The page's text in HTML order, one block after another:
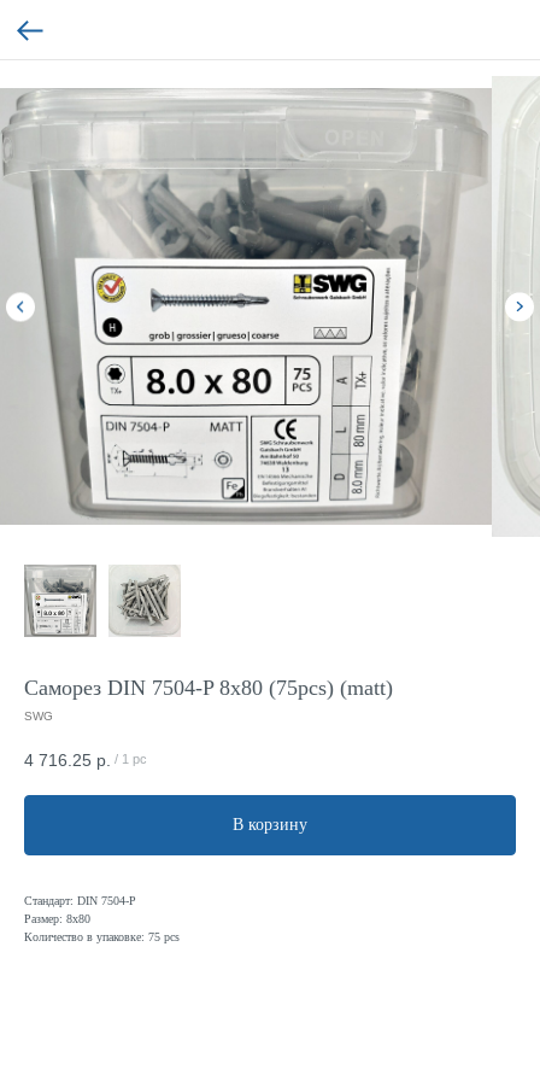
Саморез DIN 7504-P 8x80 (75pcs) (matt)
SWG
4 716.25 р. / 1 pc
В корзину
Стандарт: DIN 7504-P
Размер: 8x80
Количество в упаковке: 75 pcs